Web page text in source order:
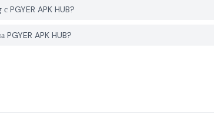
PGYER APK HUB?
APK HUB?